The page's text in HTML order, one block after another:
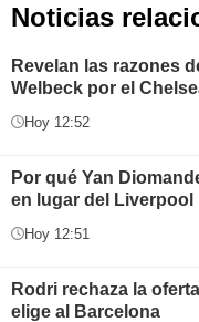
Noticias
Revelan las razones
Welbeck por el
Hoy 12:52
Por qué Yan
en lugar del Liverpool
Hoy 12:51
Rodri rechaza la
elige al Barcelona